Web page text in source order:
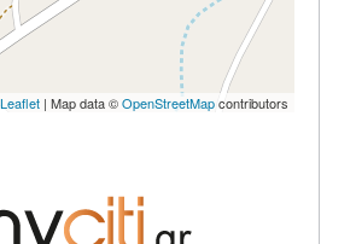
Leaflet | Map data ©OpenStreetMapcontributors